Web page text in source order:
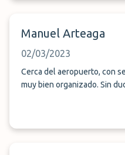
Manuel Arteaga
02/03/2023
Cerca del aeropuerto, con
muy bien organizado. Sin